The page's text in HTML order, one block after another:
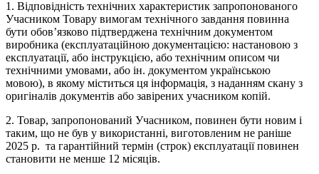
1. Відповідність технічних характеристик запропонованого
Учасником Товару вимогам технічного завдання повинна
бути обов’язково підтверджена технічним документом
виробника (експлуатаційною документацією: настановою з
експлуатації, або інструкцією, або технічним описом чи
технічними умовами, або ін. документом українською
мовою), в якому міститься ця інформація, з наданням скану з
оригіналів документів або завірених учасником копій.
2. Товар, запропонований Учасником, повинен бути новим і
таким, що не був у використанні, виготовленим не раніше
2025 р. та гарантійний термін (строк) експлуатації повинен
становити не менше 12 місяців.